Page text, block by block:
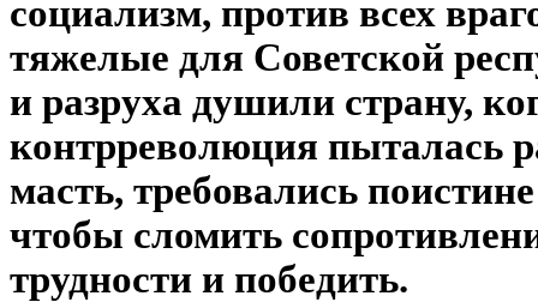
социализм, против всех
тяжелые для Советской
и разруха душили страну,
контрреволюция пыталась
масть, требовались
чтобы сломить
трудности и победить.